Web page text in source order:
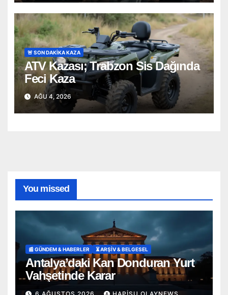
🚨 SON DAKİKA KAZA
ATV Kazası; Trabzon Sis Dağında
Feci Kaza
AĞU 4, 2026
You missed
📰 GÜNDEM & HABERLER ⏳ ARŞİV & BELGESEL
Antalya’daki Kan Donduran Yurt
Vahşetinde Karar